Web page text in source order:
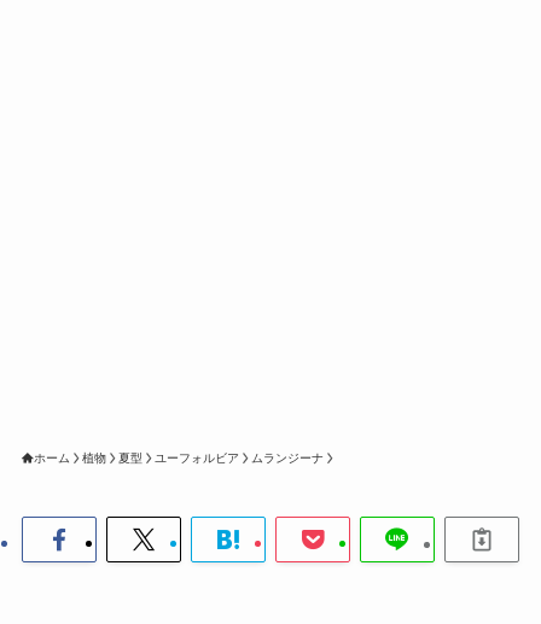
ホーム 植物 夏型 ユーフォルビア ムランジーナ